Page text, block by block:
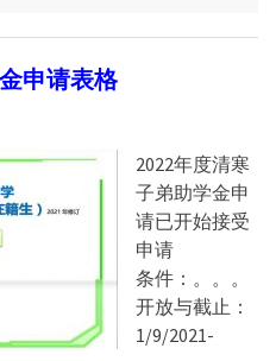
申请表格
2022年度清寒
子弟助学金申
请已开始接受
申请
条件：。。。
开放与截止：
1/9/2021-